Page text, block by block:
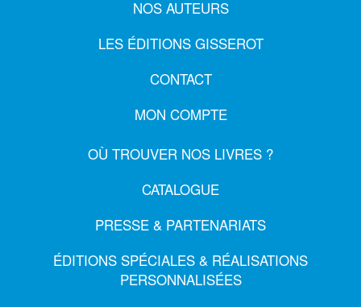
NOS AUTEURS
LES ÉDITIONS GISSEROT
CONTACT
MON COMPTE
OÙ TROUVER NOS LIVRES ?
CATALOGUE
PRESSE & PARTENARIATS
ÉDITIONS SPÉCIALES & RÉALISATIONS
PERSONNALISÉES